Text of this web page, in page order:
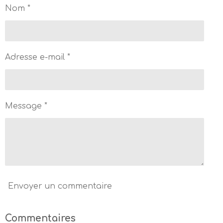
e
Nom *
Adresse e-mail *
Message *
Envoyer un commentaire
Commentaires